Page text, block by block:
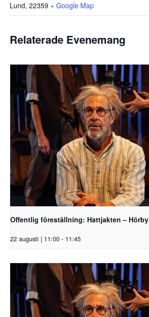
Lund, 22359 + Google Map
Relaterade Evenemang
Offentlig föreställning: Hattjakten – Hörby
22 augusti | 11:00 - 11:45